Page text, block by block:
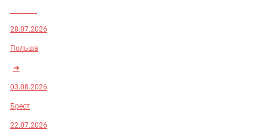
28.07.2026
Польша
➜
03.08.2026
Брест
22.07.2026